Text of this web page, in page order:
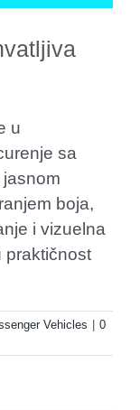
u
sa
boja,
i vizuelna
praktičnost
Vehicles | 0